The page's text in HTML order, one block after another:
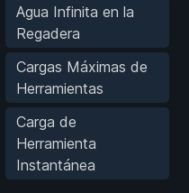
Agua Infinita en la
Regadera
Cargas Máximas de
Herramientas
Carga de
Herramienta
Instantánea